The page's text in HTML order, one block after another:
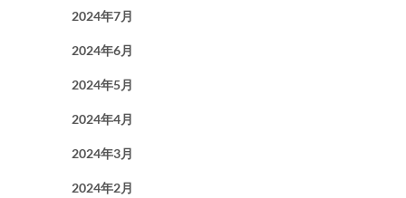
2024年7月
2024年6月
2024年5月
2024年4月
2024年3月
2024年2月